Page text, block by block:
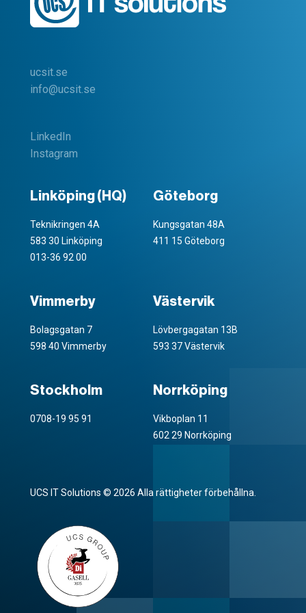
ucsit.se
info@ucsit.se
LinkedIn
Instagram
Linköping (HQ)
Teknikringen 4A
583 30 Linköping
013-36 92 00
Göteborg
Kungsgatan 48A
411 15 Göteborg
Vimmerby
Bolagsgatan 7
598 40 Vimmerby
Västervik
Lövbergagatan 13B
593 37 Västervik
Stockholm
0708-19 95 91
Norrköping
Vikboplan 11
602 29 Norrköping
UCS IT Solutions © 2026 Alla rättigheter förbehållna.